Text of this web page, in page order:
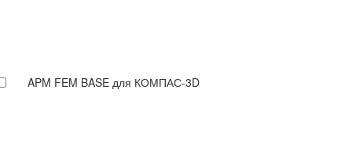
APM FEM BASE для КОМПАС-3D